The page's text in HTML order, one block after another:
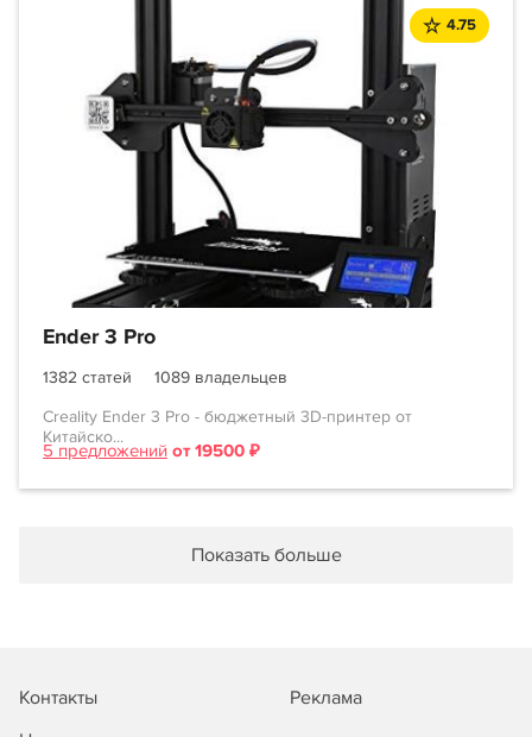
4.75
Ender 3 Pro
1382 статей
1089 владельцев
Creality Ender 3 Pro - бюджетный 3D-принтер от
Китайско...
5 предложений от 19500 ₽
Показать больше
Контакты
Реклама